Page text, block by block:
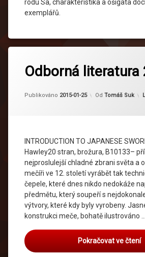
rodu Sa, charakteristika a ošigata
exemplářů.
Odborná literatura
Publikováno 2015-01-25 Od Tomáš Suk
INTRODUCTION TO JAPANESE
Hawley20 stran, brožura, B10133–
nejproslulejší chladné zbrani světa a
mečíři ve 12. století vyrábět tak
čepele, které dnes nikdo nedokáže
předmětu, který soupeří s
výtvory, které kdy byly vyrobeny.
konstrukci meče, bohatě ilustrováno …
Pokračovat ve čtení